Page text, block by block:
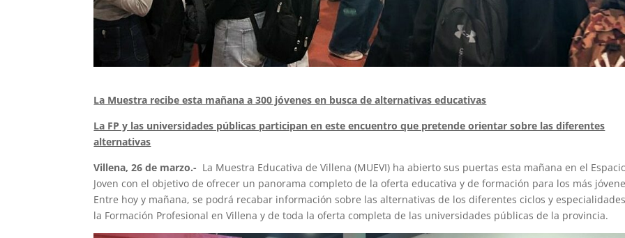
La Muestra recibe esta mañana a 300 jóvenes en busca de alternativas educativas
La FP y las universidades públicas participan en este encuentro que pretende orientar sobre las diferentes
alternativas
Villena, 26 de marzo.- La Muestra Educativa de Villena (MUEVI) ha abierto sus puertas esta mañana en el
Joven con el objetivo de ofrecer un panorama completo de la oferta educativa y de formación para los más
Entre hoy y mañana, se podrá recabar información sobre las alternativas de los diferentes ciclos y
la Formación Profesional en Villena y de toda la oferta completa de las universidades públicas de la provincia.